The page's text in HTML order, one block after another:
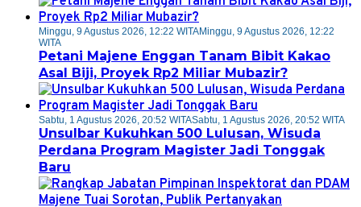
Minggu, 9 Agustus 2026, 12:22 WITAMinggu, 9 Agustus 2026, 12:22
WITA
Petani Majene Enggan Tanam Bibit Kakao
Asal Biji, Proyek Rp2 Miliar Mubazir?
Sabtu, 1 Agustus 2026, 20:52 WITASabtu, 1 Agustus 2026, 20:52 WITA
Unsulbar Kukuhkan 500 Lulusan, Wisuda
Perdana Program Magister Jadi Tonggak
Baru